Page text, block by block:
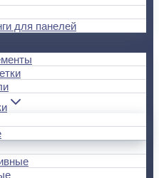
для панелей